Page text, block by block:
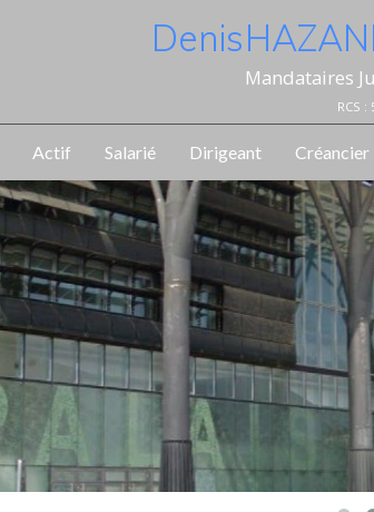
Denis
Mandataires
RCS :
Actif Salarié Dirigeant Créancier